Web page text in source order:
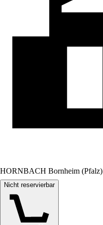
HORNBACH Bornheim (Pfalz)
Nicht reservierbar